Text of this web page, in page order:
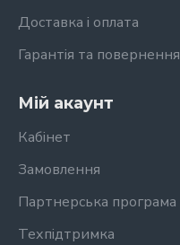
Доставка і оплата
Гарантія та повернення
Мій акаунт
Кабінет
Замовлення
Партнерська програма
Техпідтримка